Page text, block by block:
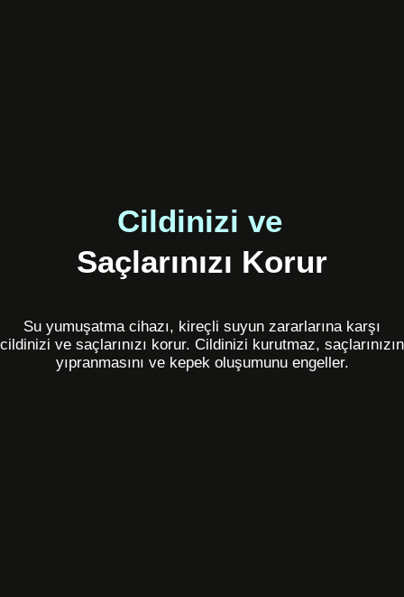
Cildinizi ve
Saçlarınızı Korur
Su yumuşatma cihazı, kireçli suyun zararlarına karşı
cildinizi ve saçlarınızı korur. Cildinizi kurutmaz, saçlarınızın
yıpranmasını ve kepek oluşumunu engeller.